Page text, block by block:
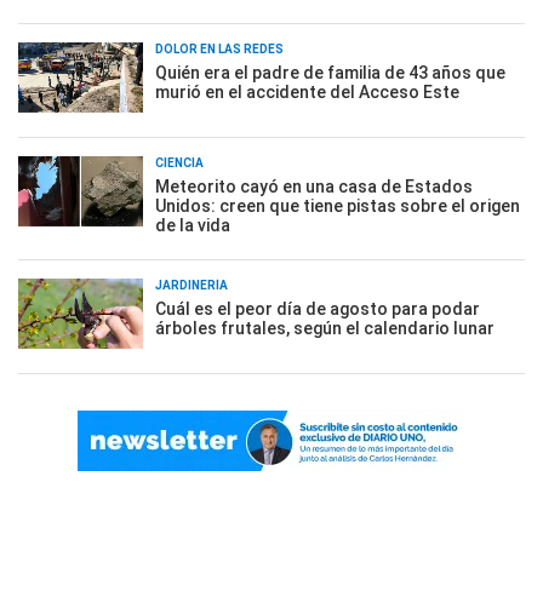
DOLOR EN LAS REDES
Quién era el padre de familia de 43 años que
murió en el accidente del Acceso Este
CIENCIA
Meteorito cayó en una casa de Estados
Unidos: creen que tiene pistas sobre el origen
de la vida
JARDINERÍA
Cuál es el peor día de agosto para podar
árboles frutales, según el calendario lunar